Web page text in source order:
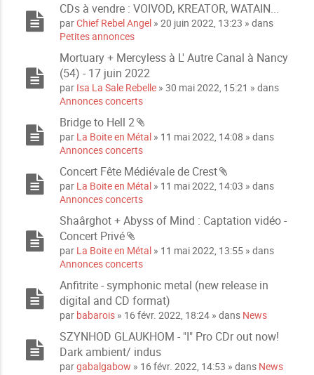
i
n
t
e
s
c
e
o
n
s
CDs à vendre : VOIVOD, KREATOR, WATAIN...
parChief Rebel Angel » 20 juin 2022, 13:23 » dans
Petites annonces
Mortuary + Mercyless à L' Autre Canal à Nancy
(54) - 17 juin 2022
par Isa La Sale Rebelle » 30 mai 2022, 15:21 » dans
Annonces concerts
Bridge to Hell 2
P
i
c
e
s
o
n
t
e
s
par La Boite en Métal » 11 mai 2022, 14:08 » dans
Annonces concerts
Concert Fête Médiévale de Crest
P
c
s
t
e
s
par La Boite en Métal » 11 mai 2022, 14:03 » dans
Annonces concerts
Shaârghot + Abyss of Mind : Captation vidéo -
Concert Privé
P
i
c
e
s
o
i
n
par La Boite en Métal » 11 mai 2022, 13:55 » dans
Annonces concerts
Anfitrite - symphonic metal (new release in
digital and CD format)
par babarois » 16 févr. 2022, 18:24 » dans News
SZYNHOD GLAUKHOM - "I" Pro CDr out now!
Dark ambient/ indus
pargabalgabow » 16 févr. 2022, 14:53 » dans News